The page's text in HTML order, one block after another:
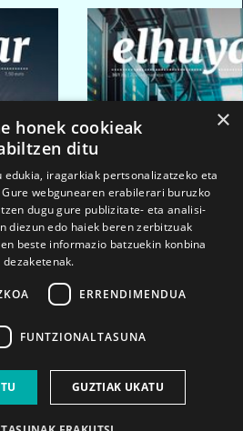
2026ko mar. 1a
×
honek cookieak
ditu
iragarkiak pertsonalizatzeko eta
webgunearen erabilerari buruzko
dugu gure publizitate- eta analisi-
diezun edo haiek beren zerbitzuak
beste informazio batzuekin konbina
dezaketenak.
ERRENDIMENDUA
FUNTZIONALTASUNA
GUZTIAK UKATU